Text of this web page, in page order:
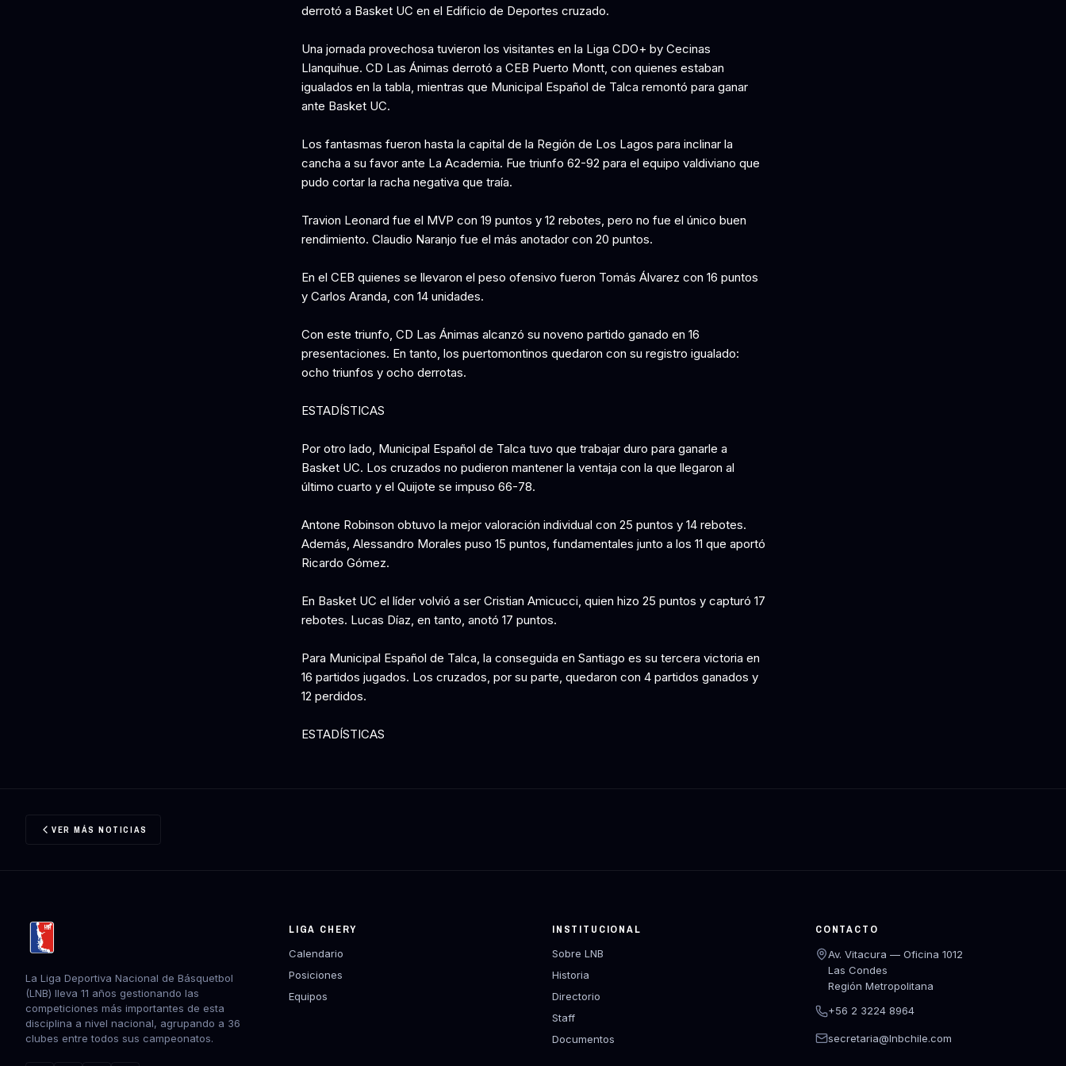
derrotó a Basket UC en el Edificio de Deportes cruzado.
Una jornada provechosa tuvieron los visitantes en la Liga CDO+ by Cecinas
Llanquihue. CD Las Ánimas derrotó a CEB Puerto Montt, con quienes estaban
igualados en la tabla, mientras que Municipal Español de Talca remontó para ganar
ante Basket UC.
Los fantasmas fueron hasta la capital de la Región de Los Lagos para inclinar la
cancha a su favor ante La Academia. Fue triunfo 62-92 para el equipo valdiviano que
pudo cortar la racha negativa que traía.
Travion Leonard fue el MVP con 19 puntos y 12 rebotes, pero no fue el único buen
rendimiento. Claudio Naranjo fue el más anotador con 20 puntos.
En el CEB quienes se llevaron el peso ofensivo fueron Tomás Álvarez con 16 puntos
y Carlos Aranda, con 14 unidades.
Con este triunfo, CD Las Ánimas alcanzó su noveno partido ganado en 16
presentaciones. En tanto, los puertomontinos quedaron con su registro igualado:
ocho triunfos y ocho derrotas.
ESTADÍSTICAS
Por otro lado, Municipal Español de Talca tuvo que trabajar duro para ganarle a
Basket UC. Los cruzados no pudieron mantener la ventaja con la que llegaron al
último cuarto y el Quijote se impuso 66-78.
Antone Robinson obtuvo la mejor valoración individual con 25 puntos y 14 rebotes.
Además, Alessandro Morales puso 15 puntos, fundamentales junto a los 11 que aportó
Ricardo Gómez.
En Basket UC el líder volvió a ser Cristian Amicucci, quien hizo 25 puntos y capturó 17
rebotes. Lucas Díaz, en tanto, anotó 17 puntos.
Para Municipal Español de Talca, la conseguida en Santiago es su tercera victoria en
16 partidos jugados. Los cruzados, por su parte, quedaron con 4 partidos ganados y
12 perdidos.
ESTADÍSTICAS
VER MÁS NOTICIAS
La Liga Deportiva Nacional de Básquetbol
(LNB) lleva 11 años gestionando las
competiciones más importantes de esta
disciplina a nivel nacional, agrupando a 36
clubes entre todos sus campeonatos.
LIGA CHERY
Calendario
Posiciones
Equipos
INSTITUCIONAL
Sobre LNB
Historia
Directorio
Staff
Documentos
CONTACTO
Av. Vitacura — Oficina 1012
Las Condes
Región Metropolitana
+56 2 3224 8964
secretaria@lnbchile.com